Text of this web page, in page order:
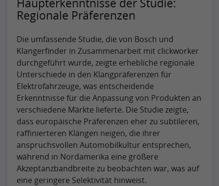
Regionale Präferenzen
Die umfassende Studie, die von Bosch und
Klangerfinder in Zusammenarbeit mit clickworker
durchgeführt wurde, zeigte erhebliche regionale
Unterschiede in den Klangpräferenzen für
Elektrofahrzeuge, was entscheidende
Erkenntnisse für die Anpassung von Produkten an
verschiedene Märkte lieferte. Die Studie zeigte,
dass europäische Präferenzen eher zu subtileren,
raffinierteren Klängen neigen, die ihrer
anspruchsvollen Automobilkultur entsprechen,
während in Nordamerika eine größere
Akzeptanzbandbreite zu beobachten war, was auf
eine geringere Selektivität hinweist.